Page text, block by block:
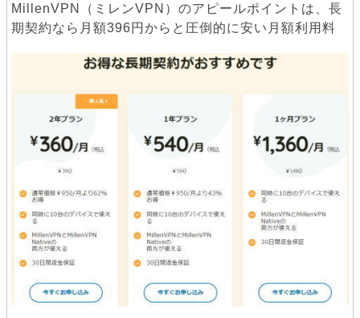
MillenVPN（ミレンVPN）のアピールポイントは、長
期契約なら月額396円からと圧倒的に安い月額利用料